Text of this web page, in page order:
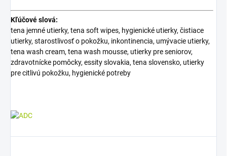
Kľúčové slová:
tena jemné utierky, tena soft wipes, hygienické utierky, čistiace
utierky, starostlivosť o pokožku, inkontinencia, umývacie utierky,
tena wash cream, tena wash mousse, utierky pre seniorov,
zdravotnícke pomôcky, essity slovakia, tena slovensko, utierky
pre citlivú pokožku, hygienické potreby